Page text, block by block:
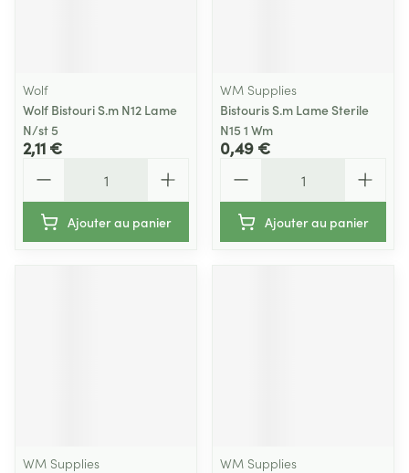
Wolf
Wolf Bistouri S.m N12 Lame
N/st 5
2,11 €
Ajouter au panier
WM Supplies
Bistouris S.m Lame Sterile
N15 1 Wm
0,49 €
Ajouter au panier
WM Supplies
WM Supplies